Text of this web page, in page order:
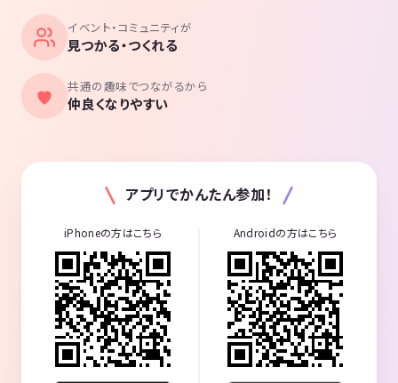
イベント・コミュニティが
見つかる・つくれる
共通の趣味でつながるから
仲良くなりやすい
アプリでかんたん参加！
iPhoneの方はこちら Androidの方はこちら